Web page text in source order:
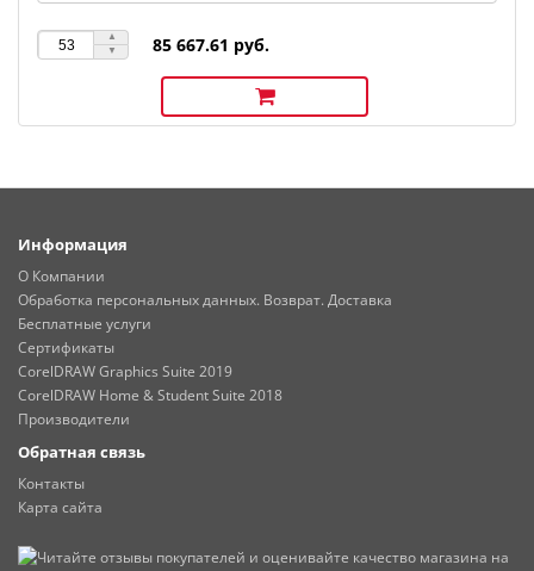
85 667.61 руб.
Информация
О Компании
Обработка персональных данных. Возврат. Доставка
Бесплатные услуги
Сертификаты
CorelDRAW Graphics Suite 2019
CorelDRAW Home & Student Suite 2018
Производители
Обратная связь
Контакты
Карта сайта